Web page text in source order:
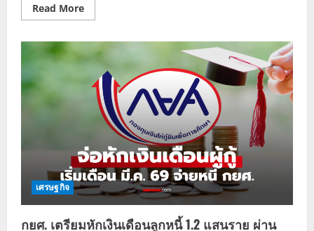
Read MoreRead
more
ทะเบียน
ช่วย
ไทย
พลัส
ขึ้น
ตรวจ
สอบ
สรุป
กลุ่ม
ไห
นวืด
เงิน
4000
เศรษฐกิจ
กยศ. เตรียมหักเงินเดือนลูกหนี้ 1.2 แสนราย ผ่าน